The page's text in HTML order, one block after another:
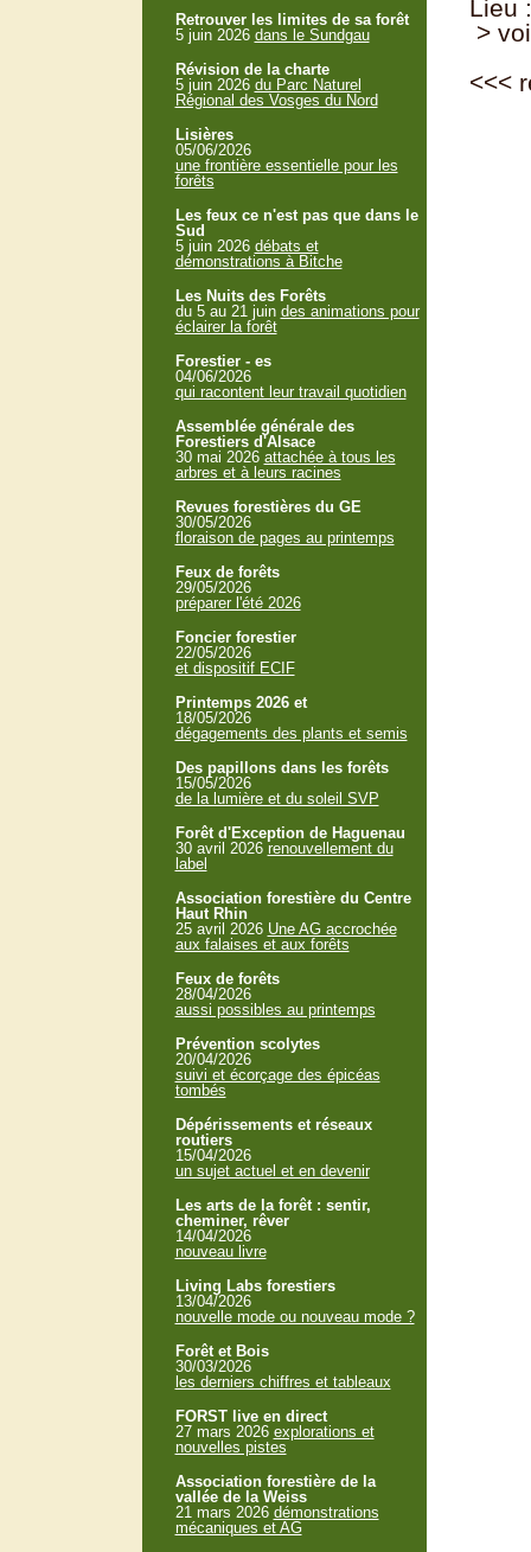
Lieu
>
<<<
Retrouver les limites de sa forêt
5 juin 2026 dans le Sundgau
Révision de la charte
5 juin 2026 du Parc Naturel
Régional des Vosges du Nord
Lisières
05/06/2026
une frontière essentielle pour les
forêts
Les feux ce n'est pas que dans le
Sud
5 juin 2026 débats et
démonstrations à Bitche
Les Nuits des Forêts
du 5 au 21 juin des animations pour
éclairer la forêt
Forestier - es
04/06/2026
qui racontent leur travail quotidien
Assemblée générale des
Forestiers d'Alsace
30 mai 2026 attachée à tous les
arbres et à leurs racines
Revues forestières du GE
30/05/2026
floraison de pages au printemps
Feux de forêts
29/05/2026
préparer l'été 2026
Foncier forestier
22/05/2026
et dispositif ECIF
Printemps 2026 et
18/05/2026
dégagements des plants et semis
Des papillons dans les forêts
15/05/2026
de la lumière et du soleil SVP
Forêt d'Exception de Haguenau
30 avril 2026 renouvellement du
label
Association forestière du Centre
Haut Rhin
25 avril 2026 Une AG accrochée
aux falaises et aux forêts
Feux de forêts
28/04/2026
aussi possibles au printemps
Prévention scolytes
20/04/2026
suivi et écorçage des épicéas
tombés
Dépérissements et réseaux
routiers
15/04/2026
un sujet actuel et en devenir
Les arts de la forêt : sentir,
cheminer, rêver
14/04/2026
nouveau livre
Living Labs forestiers
13/04/2026
nouvelle mode ou nouveau mode ?
Forêt et Bois
30/03/2026
les derniers chiffres et tableaux
FORST live en direct
27 mars 2026 explorations et
nouvelles pistes
Association forestière de la
vallée de la Weiss
21 mars 2026 démonstrations
mécaniques et AG